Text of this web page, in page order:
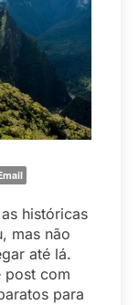
históricas
mas não
até lá.
post com
para